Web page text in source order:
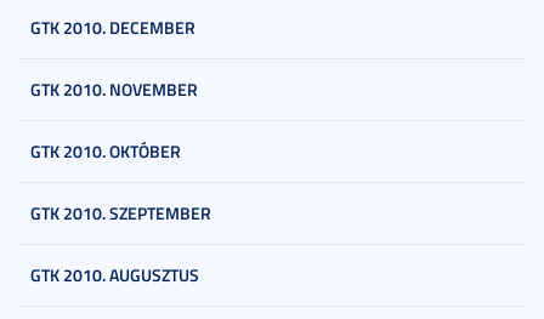
GTK 2010. DECEMBER
GTK 2010. NOVEMBER
GTK 2010. OKTÓBER
GTK 2010. SZEPTEMBER
GTK 2010. AUGUSZTUS